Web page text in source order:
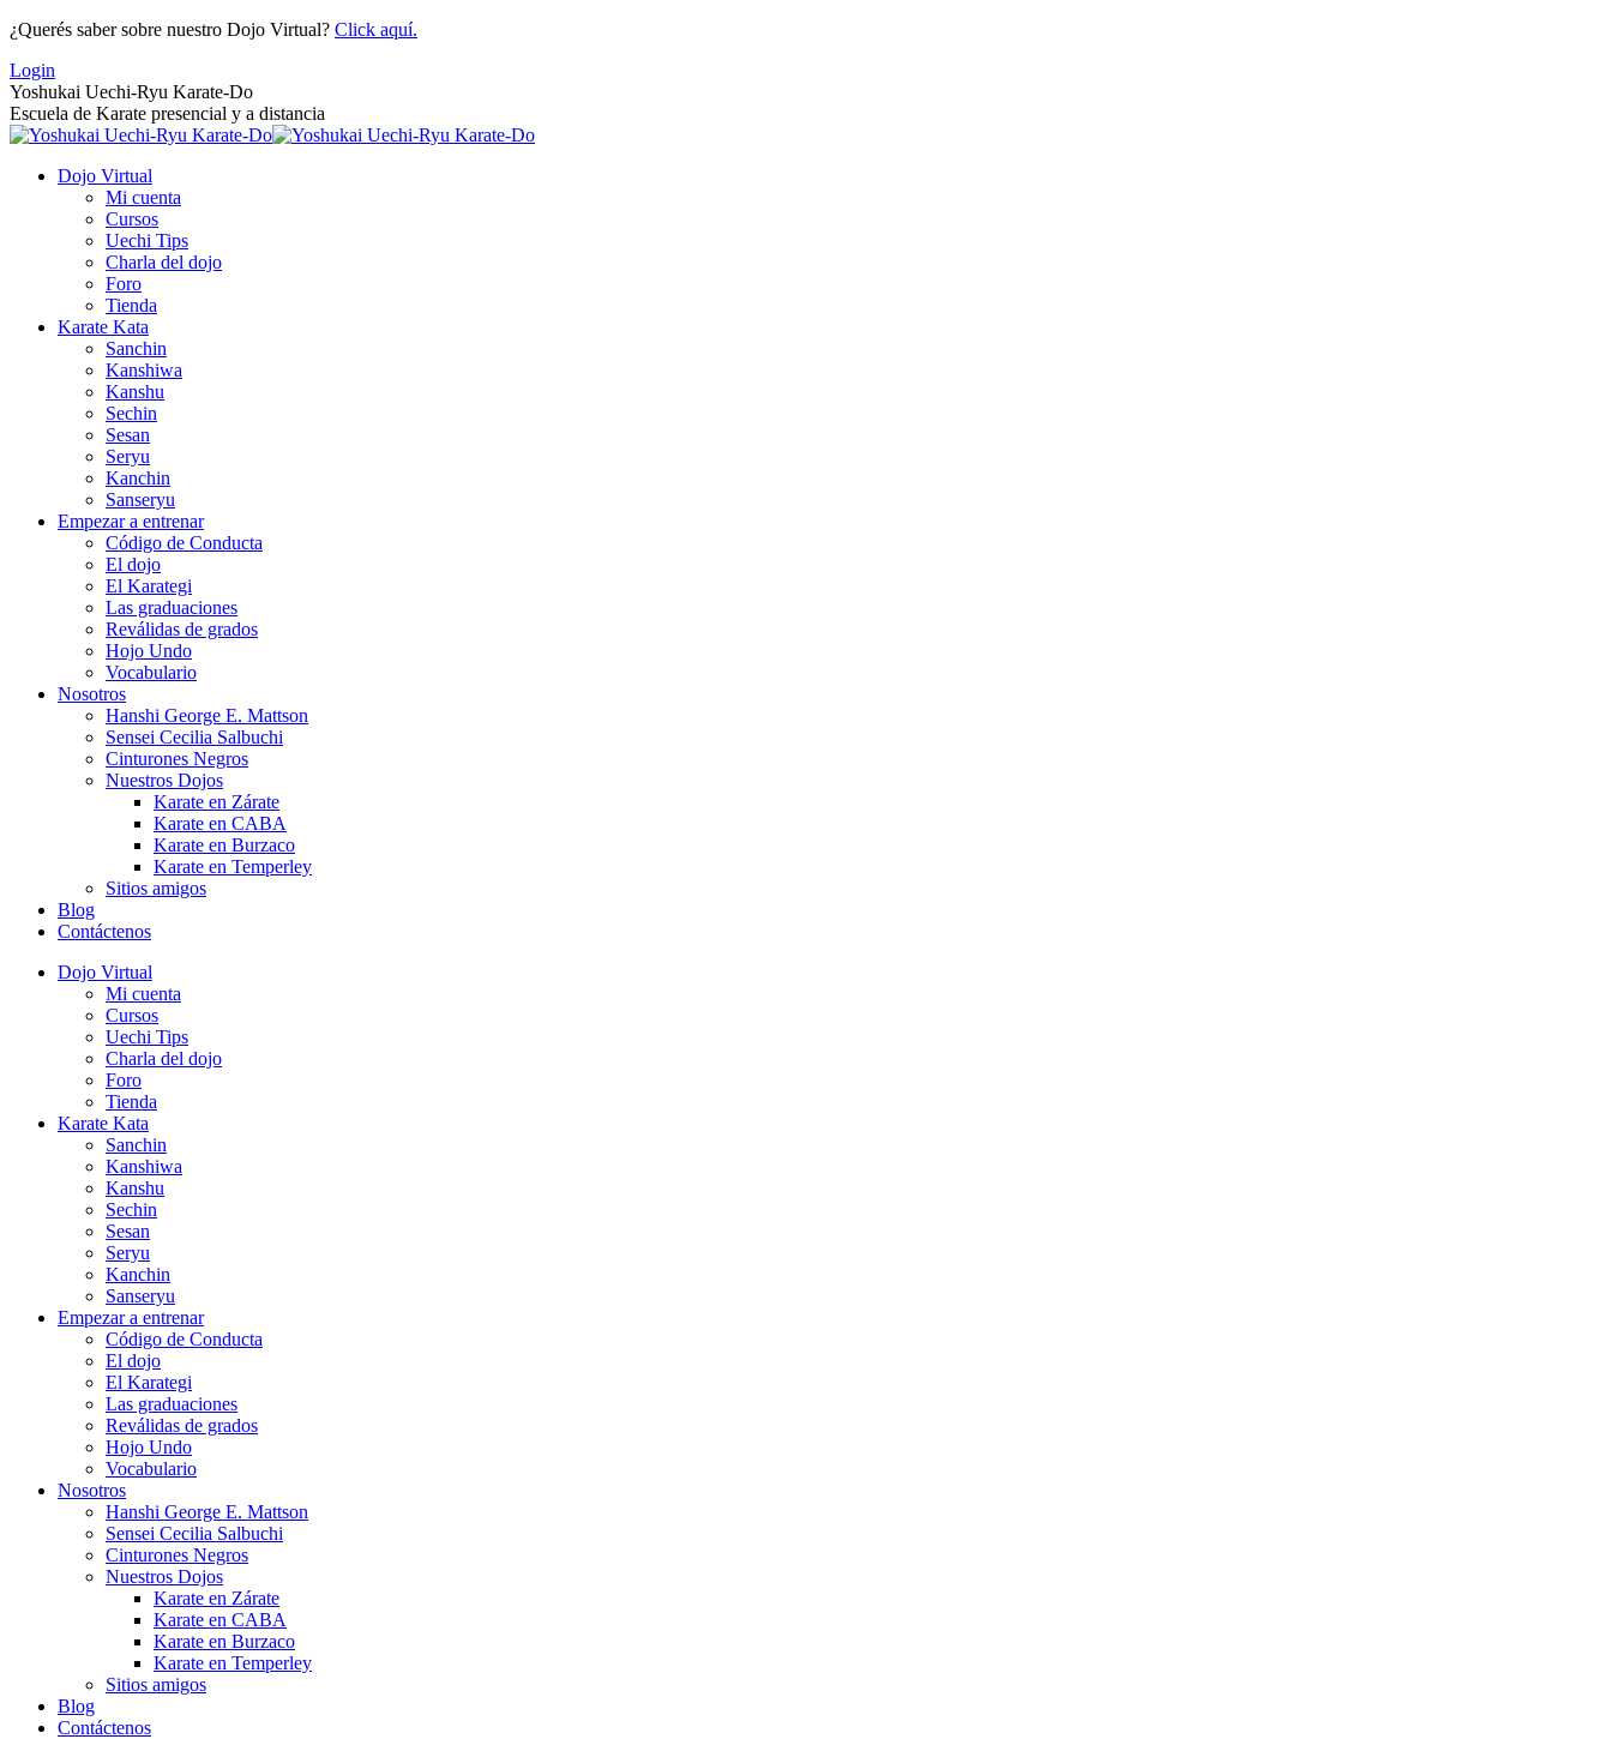
Saltar
contenido
¿Querés saber sobre nuestro Dojo Virtual? Click aquí.
Login
Yoshukai Uechi-Ryu Karate-Do
Escuela de Karate presencial y a distancia
Dojo Virtual
Mi cuenta
Cursos
Uechi Tips
Charla del dojo
Foro
Tienda
Karate Kata
Sanchin
Kanshiwa
Kanshu
Sechin
Sesan
Seryu
Kanchin
Sanseryu
Empezar a entrenar
Código de Conducta
El dojo
El Karategi
Las graduaciones
Reválidas de grados
Hojo Undo
Vocabulario
Nosotros
Hanshi George E. Mattson
Sensei Cecilia Salbuchi
Cinturones Negros
Nuestros Dojos
Karate en Zárate
Karate en CABA
Karate en Burzaco
Karate en Temperley
Sitios amigos
Blog
Contáctenos
Dojo Virtual
Mi cuenta
Cursos
Uechi Tips
Charla del dojo
Foro
Tienda
Karate Kata
Sanchin
Kanshiwa
Kanshu
Sechin
Sesan
Seryu
Kanchin
Sanseryu
Empezar a entrenar
Código de Conducta
El dojo
El Karategi
Las graduaciones
Reválidas de grados
Hojo Undo
Vocabulario
Nosotros
Hanshi George E. Mattson
Sensei Cecilia Salbuchi
Cinturones Negros
Nuestros Dojos
Karate en Zárate
Karate en CABA
Karate en Burzaco
Karate en Temperley
Sitios amigos
Blog
Contáctenos